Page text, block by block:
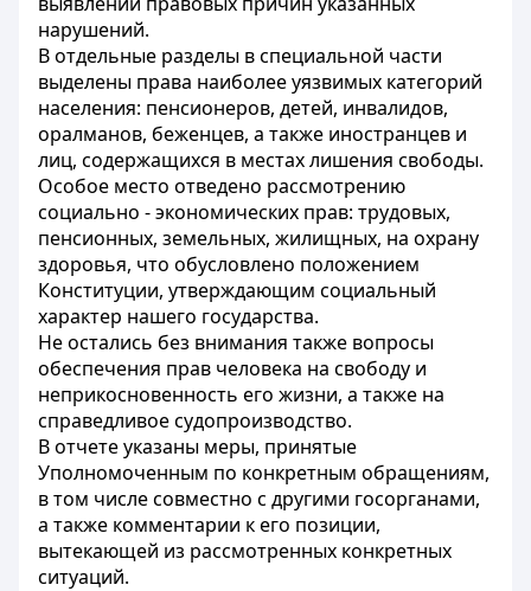
нарушений.
В отдельные разделы в специальной части
выделены права наиболее уязвимых категорий
населения: пенсионеров, детей, инвалидов,
оралманов, беженцев, а также иностранцев и
лиц, содержащихся в местах лишения свободы.
Особое место отведено рассмотрению
социально - экономических прав: трудовых,
пенсионных, земельных, жилищных, на охрану
здоровья, что обусловлено положением
Конституции, утверждающим социальный
характер нашего государства.
Не остались без внимания также вопросы
обеспечения прав человека на свободу и
неприкосновенность его жизни, а также на
справедливое судопроизводство.
В отчете указаны меры, принятые
Уполномоченным по конкретным обращениям,
в том числе совместно с другими госорганами,
а также комментарии к его позиции,
вытекающей из рассмотренных конкретных
ситуаций.